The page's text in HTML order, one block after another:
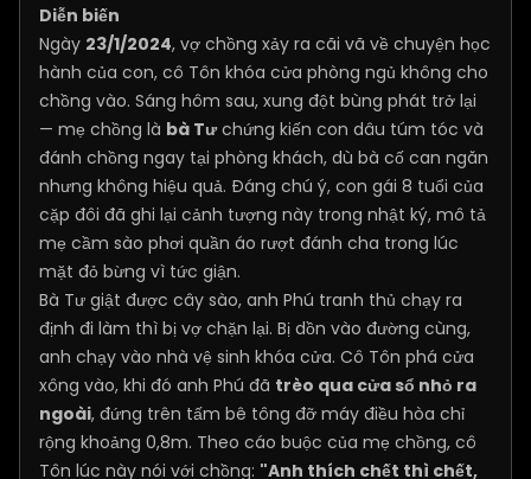
Diễn biến
Ngày 23/1/2024, vợ chồng xảy ra cãi vã về chuyện học
hành của con, cô Tôn khóa cửa phòng ngủ không cho
chồng vào. Sáng hôm sau, xung đột bùng phát trở lại
— mẹ chồng là bà Tư chứng kiến con dâu túm tóc và
đánh chồng ngay tại phòng khách, dù bà cố can ngăn
nhưng không hiệu quả. Đáng chú ý, con gái 8 tuổi của
cặp đôi đã ghi lại cảnh tượng này trong nhật ký, mô tả
mẹ cầm sào phơi quần áo rượt đánh cha trong lúc
mặt đỏ bừng vì tức giận.
Bà Tư giật được cây sào, anh Phú tranh thủ chạy ra
định đi làm thì bị vợ chặn lại. Bị dồn vào đường cùng,
anh chạy vào nhà vệ sinh khóa cửa. Cô Tôn phá cửa
xông vào, khi đó anh Phú đã trèo qua cửa sổ nhỏ ra
ngoài, đứng trên tấm bê tông đỡ máy điều hòa chỉ
rộng khoảng 0,8m. Theo cáo buộc của mẹ chồng, cô
Tôn lúc này nói với chồng: "Anh thích chết thì chết,